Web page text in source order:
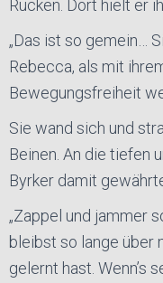
Rücken. Dort hielt er
„Das ist so gemein…
Rebecca, als mit
Bewegungsfreiheit
Sie wand sich und
Beinen. An die tiefen
Byrker damit
„Zappel und jammer
bleibst so lange über
gelernt hast. Wenn’s